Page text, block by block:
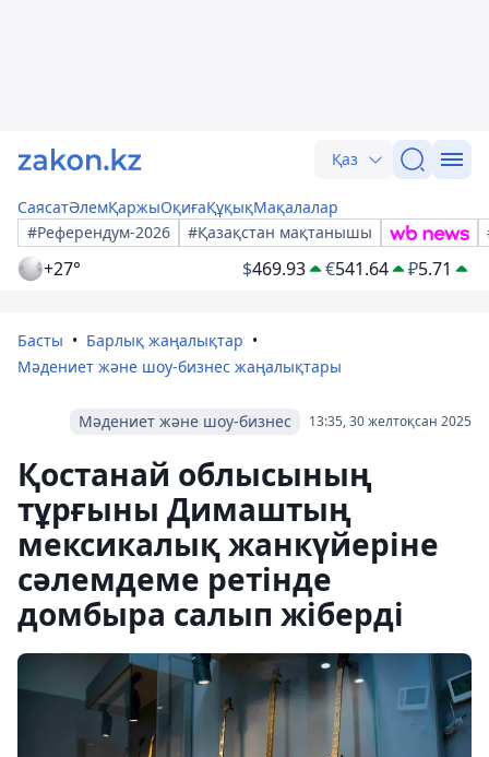
Қаз
СаясатӘлемҚаржыОқиғаҚұқықМақалалар
#Референдум-2026
#Қазақстан мақтанышы
+27° $469.93 €541.64 ₽5.71
Басты
Барлық жаңалықтар
Мәдениет және шоу-бизнес жаңалықтары
13:35, 30 желтоқсан 2025
Мәдениет және шоу-бизнес
Қостанай облысының
тұрғыны Димаштың
мексикалық жанкүйеріне
сәлемдеме ретінде
домбыра салып жіберді